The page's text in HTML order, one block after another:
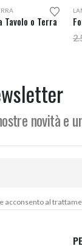
o Terra
novità e
e acconsento al